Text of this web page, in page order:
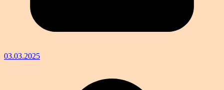
03.03.2025